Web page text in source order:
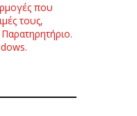
που
τους,